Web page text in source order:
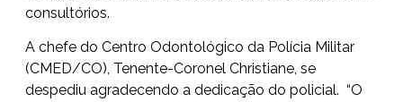
consultórios.
A chefe do Centro Odontológico da Polícia Militar
(CMED/CO), Tenente-Coronel Christiane, se
despediu agradecendo a dedicação do policial. “O